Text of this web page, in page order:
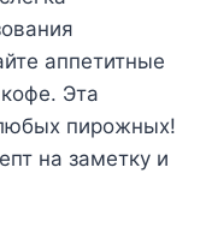
аппетитные
Эта
пирожных!
на заметку и